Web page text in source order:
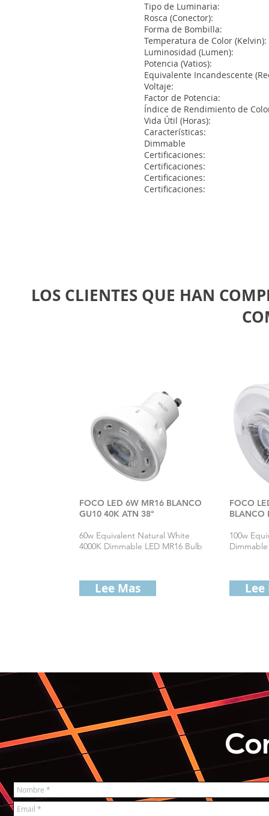
Tipo de
Rosca
Forma de
Temperatura
Equivalente
Factor de
Índice de
Vida Útil
Dimmable
LOS CLIENTES QUE HAN
FOCO LED 6W MR16 BLANCO
GU10 40K ATN 38°
60w Equivalent Natural White
4000K Dimmable LED MR16 Bulb
Lee Mas
FOCO
BLANCO
100w
Dimmable
Lee